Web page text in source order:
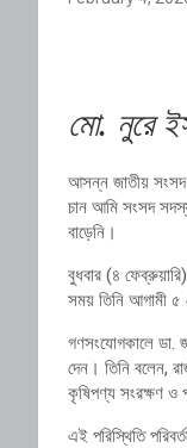
মো. নুরে
আসন্ন জাতীয় সংসদ
চান আমি সংসদ সদস্য
বাড়েনি।
বুধবার (৪
সময় তিনি আগামী ৫
গণসংযোগকালে ডা.
দেন। তিনি বলেন,
কৃষিপণ্য সংরক্ষণ ও
এই পরিস্থিতি